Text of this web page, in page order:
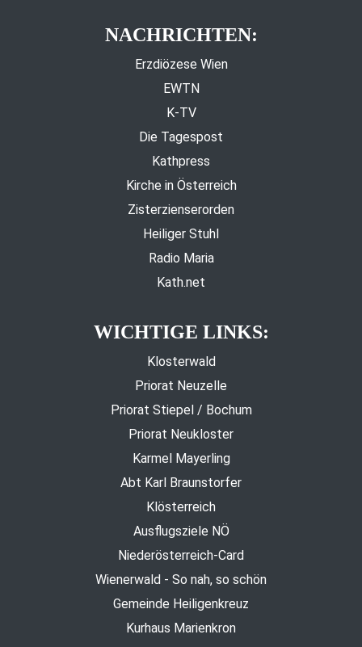
NACHRICHTEN:
Erzdiözese Wien
EWTN
K-TV
Die Tagespost
Kathpress
Kirche in Österreich
Zisterzienserorden
Heiliger Stuhl
Radio Maria
Kath.net
WICHTIGE LINKS:
Klosterwald
Priorat Neuzelle
Priorat Stiepel / Bochum
Priorat Neukloster
Karmel Mayerling
Abt Karl Braunstorfer
Klösterreich
Ausflugsziele NÖ
Niederösterreich-Card
Wienerwald - So nah, so schön
Gemeinde Heiligenkreuz
Kurhaus Marienkron